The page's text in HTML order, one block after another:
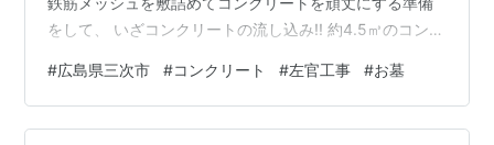
をして、 いざコンクリートの流し込み!! 約4.5㎥のコンク
イになっていくお庭に大変喜んでいただけました♪ ご覧い
ただきありがとうございましたm(_ _)m 【お知らせで
す】 当店のホームページにブログ機能が付きました♪ な
#広島県三次市 #コンクリート #左官工事 #お墓